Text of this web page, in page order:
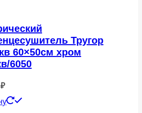
Тругор
60×50см хром
6050
₽